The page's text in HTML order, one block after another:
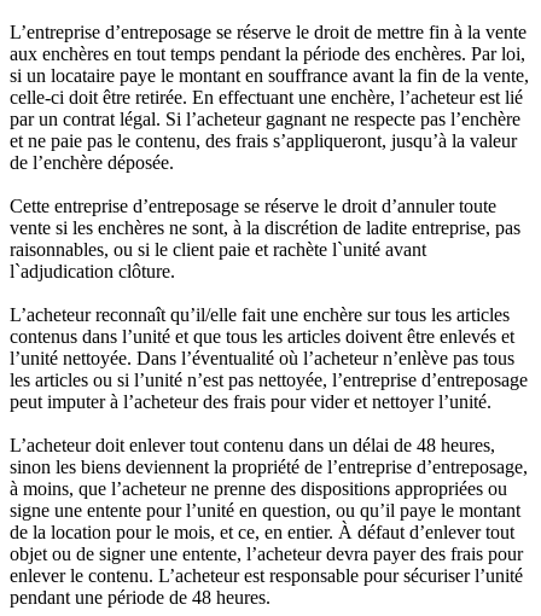
L’entreprise d’entreposage se réserve le droit de mettre fin à la vente
aux enchères en tout temps pendant la période des enchères. Par loi,
si un locataire paye le montant en souffrance avant la fin de la vente,
celle-ci doit être retirée. En effectuant une enchère, l’acheteur est lié
par un contrat légal. Si l’acheteur gagnant ne respecte pas l’enchère
et ne paie pas le contenu, des frais s’appliqueront, jusqu’à la valeur
de l’enchère déposée.
Cette entreprise d’entreposage se réserve le droit d’annuler toute
vente si les enchères ne sont, à la discrétion de ladite entreprise, pas
raisonnables, ou si le client paie et rachète l`unité avant
l`adjudication clôture.
L’acheteur reconnaît qu’il/elle fait une enchère sur tous les articles
contenus dans l’unité et que tous les articles doivent être enlevés et
l’unité nettoyée. Dans l’éventualité où l’acheteur n’enlève pas tous
les articles ou si l’unité n’est pas nettoyée, l’entreprise d’entreposage
peut imputer à l’acheteur des frais pour vider et nettoyer l’unité.
L’acheteur doit enlever tout contenu dans un délai de 48 heures,
sinon les biens deviennent la propriété de l’entreprise d’entreposage,
à moins, que l’acheteur ne prenne des dispositions appropriées ou
signe une entente pour l’unité en question, ou qu’il paye le montant
de la location pour le mois, et ce, en entier. À défaut d’enlever tout
objet ou de signer une entente, l’acheteur devra payer des frais pour
enlever le contenu. L’acheteur est responsable pour sécuriser l’unité
pendant une période de 48 heures.